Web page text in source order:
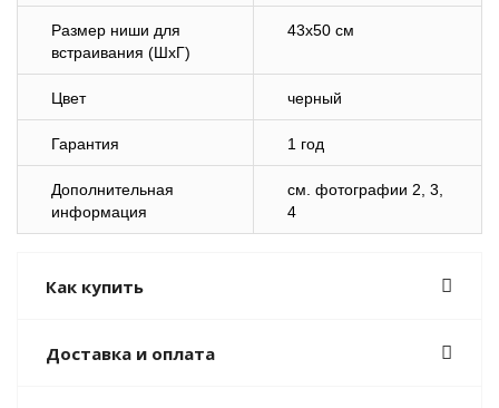
Размер ниши для
встраивания (ШхГ)
43х50 см
Цвет черный
Гарантия 1 год
Дополнительная
информация
cм. фотографии 2, 3,
4
Как купить
Доставка и оплата